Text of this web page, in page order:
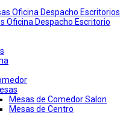
Oficina Despacho Escritorios
Oficina Despacho Escritorio
Mesas de Comedor Salon
Mesas de Centro